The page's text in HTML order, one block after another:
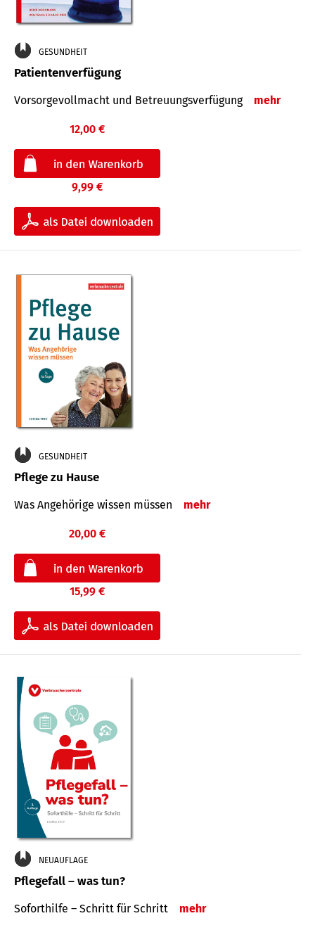
GESUNDHEIT
Patientenverfügung
Vorsorgevollmacht und Betreuungsverfügung mehr
12,00 €
9,99 €
GESUNDHEIT
Pflege zu Hause
Was Angehörige wissen müssen mehr
20,00 €
15,99 €
NEUAUFLAGE
Pflegefall – was tun?
Soforthilfe – Schritt für Schritt mehr